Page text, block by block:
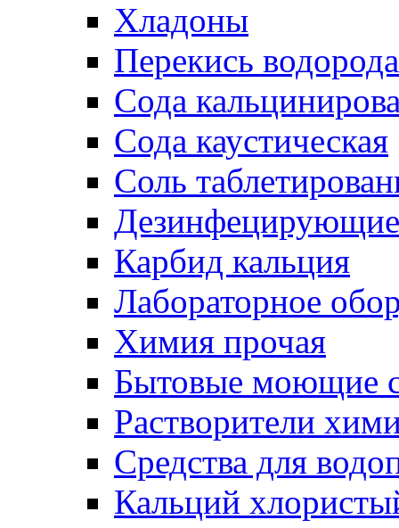
Хладоны
Перекись водорода
Сода
Сода каустическая
Соль
Дезинфецирующие
Карбид кальция
Лабораторное
Химия прочая
Бытовые моющие
Растворители
Средства для
Кальций